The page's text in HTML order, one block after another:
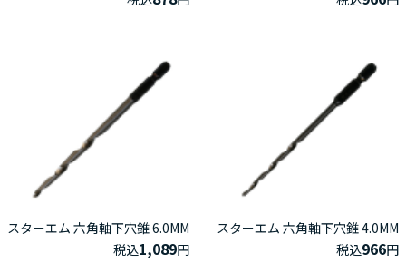
スターエム 六角軸下穴錐 6.0MM
税込1,089円
スターエム 六角軸下穴錐 4.0MM
税込966円